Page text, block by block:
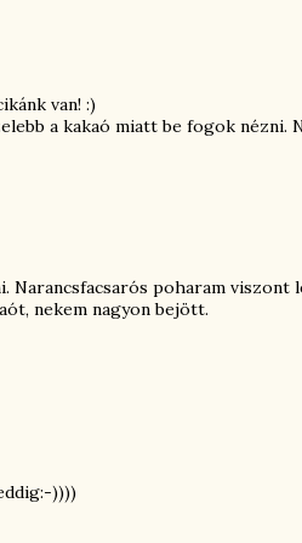
van! :)
a kakaó miatt be fogok nézni.
Narancsfacsarós poharam viszont
nekem nagyon bejött.
))))